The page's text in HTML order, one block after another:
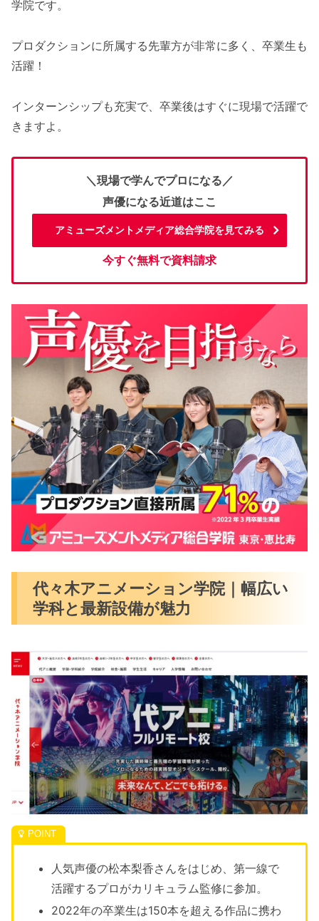
学院です。
プロダクションに所属する先輩方が非常に多く、卒業生も
活躍！
インターンシップも充実で、卒業後はすぐに現場で活躍で
きますよ。
＼現場で学んでプロになる／
声優になる近道はここ
アミューズメントメディア総合学院を見てみる
今すぐ無料で資料請求
代々木アニメーション学院｜幅広い
学科と最新設備が魅力
人気声優の松本梨香さんをはじめ、第一線で
活躍するプロがカリキュラム監修に参加。
2022年の卒業生は150本を超える作品に携わ